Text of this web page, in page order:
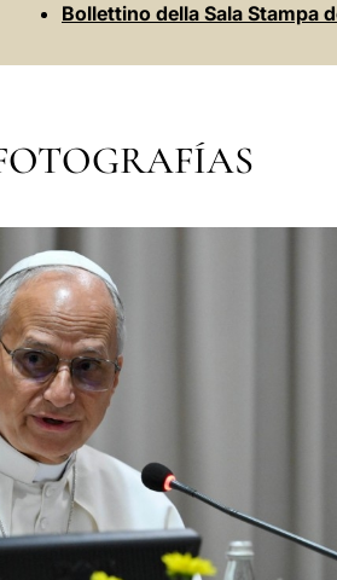
Bollettino della Sala Stampa